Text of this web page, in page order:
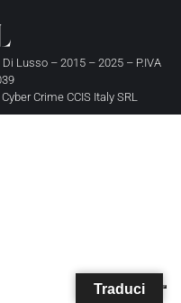
Di Lusso– 2015 – 2025 – P.IVA
Cyber Crime CCIS Italy SRL
Traduci